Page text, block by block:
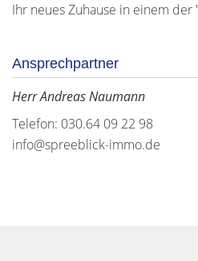
Ihr neues Zuhause in einem der
Ansprechpartner
Herr Andreas Naumann
Telefon: 030.64 09 22 98
info@spreeblick-immo.de